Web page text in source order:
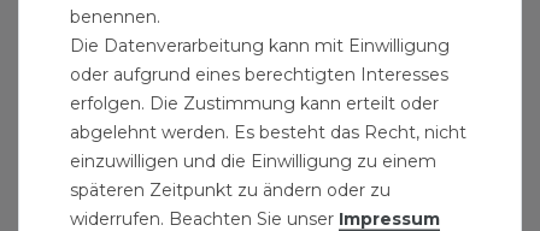
ANMELDEN
REGISTRIEREN
GEWERBEKUNDEN-ZUGANG
benennen.
Die Datenverarbeitung kann mit Einwilligung
oder aufgrund eines berechtigten Interesses
erfolgen. Die Zustimmung kann erteilt oder
abgelehnt werden. Es besteht das Recht, nicht
einzuwilligen und die Einwilligung zu einem
späteren Zeitpunkt zu ändern oder zu
widerrufen. Beachten Sie unser Impressum